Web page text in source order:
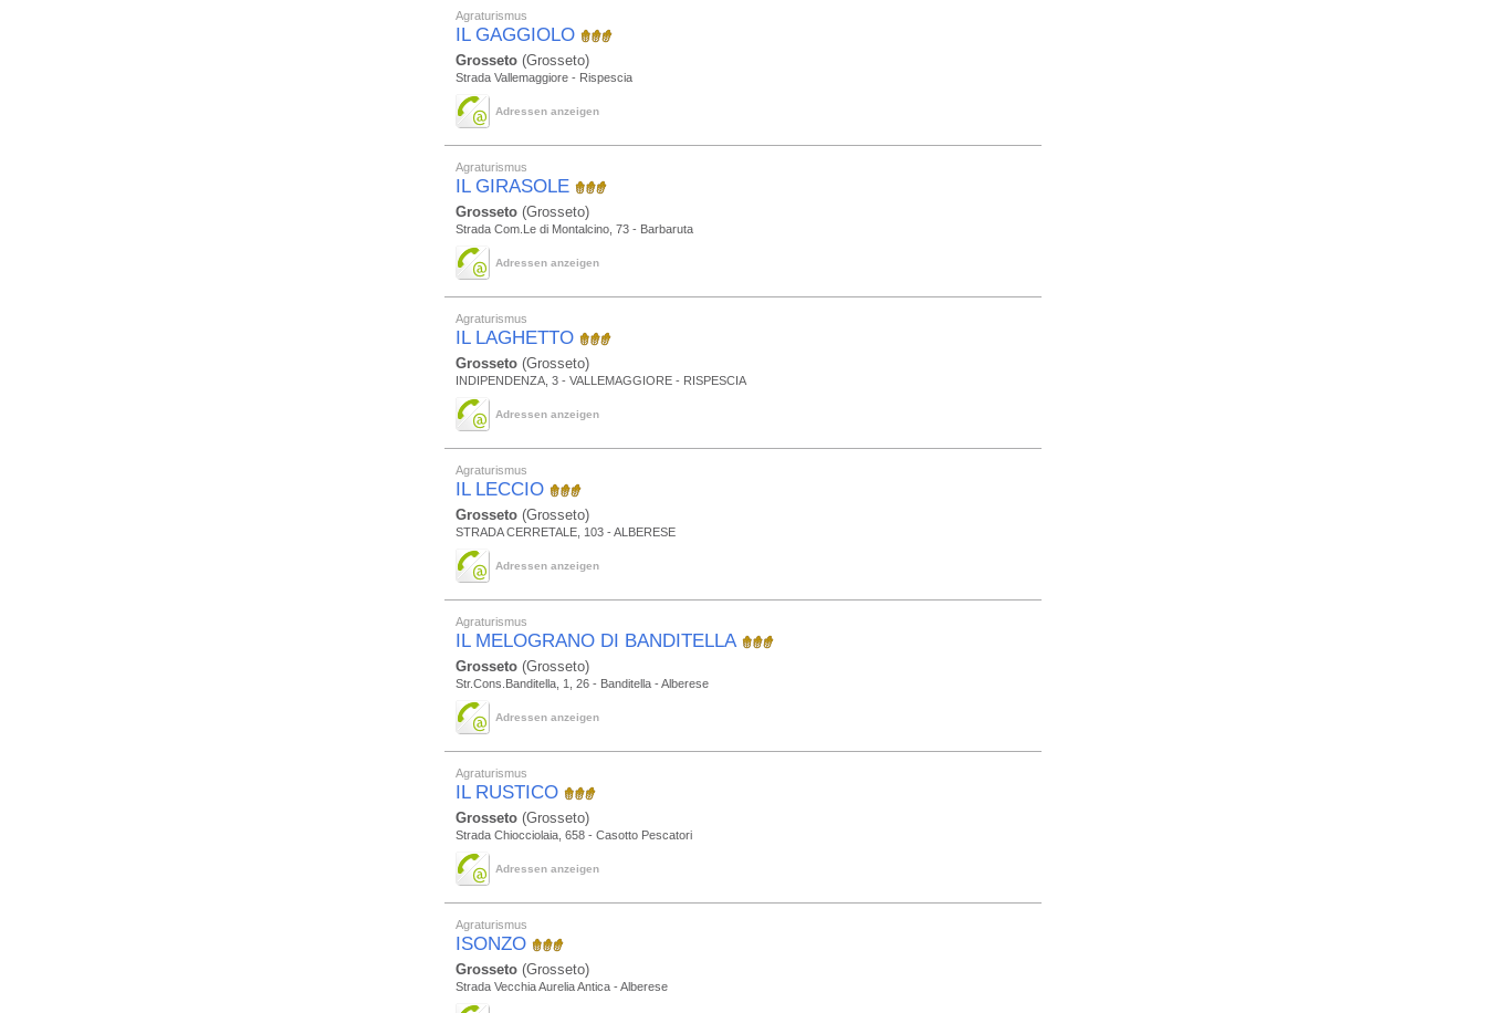
Agraturismus
IL GAGGIOLO
Grosseto (Grosseto)
Strada Vallemaggiore - Rispescia
Adressen anzeigen
Agraturismus
IL GIRASOLE
Grosseto (Grosseto)
Strada Com.Le di Montalcino, 73 - Barbaruta
Adressen anzeigen
Agraturismus
IL LAGHETTO
Grosseto (Grosseto)
INDIPENDENZA, 3 - VALLEMAGGIORE - RISPESCIA
Adressen anzeigen
Agraturismus
IL LECCIO
Grosseto (Grosseto)
STRADA CERRETALE, 103 - ALBERESE
Adressen anzeigen
Agraturismus
IL MELOGRANO DI BANDITELLA
Grosseto (Grosseto)
Str.Cons.Banditella, 1, 26 - Banditella - Alberese
Adressen anzeigen
Agraturismus
IL RUSTICO
Grosseto (Grosseto)
Strada Chiocciolaia, 658 - Casotto Pescatori
Adressen anzeigen
Agraturismus
ISONZO
Grosseto (Grosseto)
Strada Vecchia Aurelia Antica - Alberese